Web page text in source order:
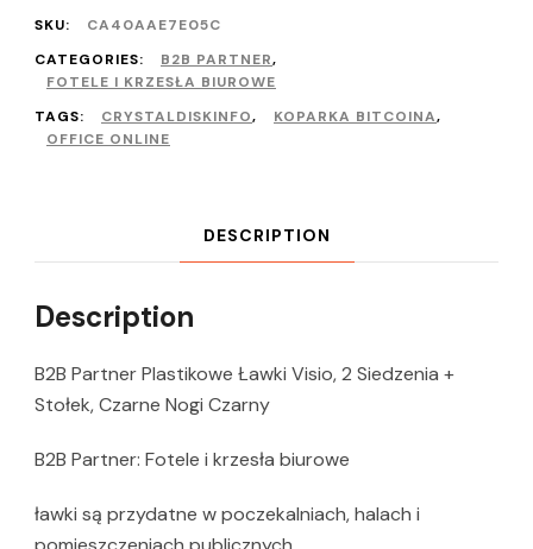
SKU:
CA40AAE7E05C
CATEGORIES:
B2B PARTNER,
FOTELE I KRZESŁA BIUROWE
TAGS:
CRYSTALDISKINFO, KOPARKA BITCOINA,
OFFICE ONLINE
DESCRIPTION
Description
B2B Partner Plastikowe Ławki Visio, 2 Siedzenia +
Stołek, Czarne Nogi Czarny
B2B Partner: Fotele i krzesła biurowe
ławki są przydatne w poczekalniach, halach i